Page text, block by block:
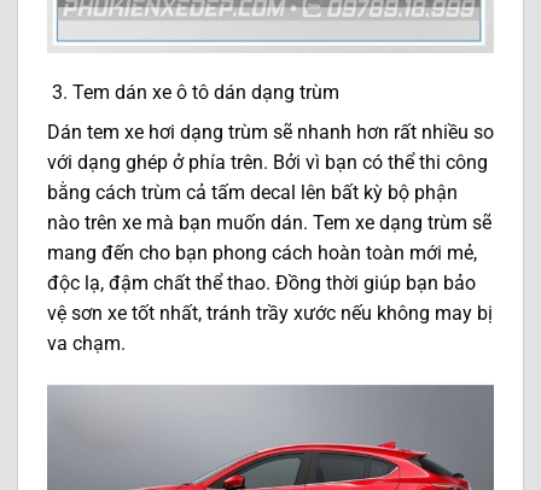
3. Tem dán xe ô tô dán dạng trùm
Dán tem xe hơi dạng trùm sẽ nhanh hơn rất nhiều so
với dạng ghép ở phía trên. Bởi vì bạn có thể thi công
bằng cách trùm cả tấm decal lên bất kỳ bộ phận
nào trên xe mà bạn muốn dán. Tem xe dạng trùm sẽ
mang đến cho bạn phong cách hoàn toàn mới mẻ,
độc lạ, đậm chất thể thao. Đồng thời giúp bạn bảo
vệ sơn xe tốt nhất, tránh trầy xước nếu không may bị
va chạm.